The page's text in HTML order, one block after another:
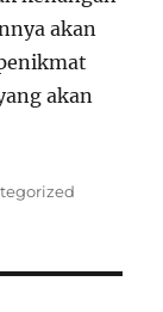
akan
akan